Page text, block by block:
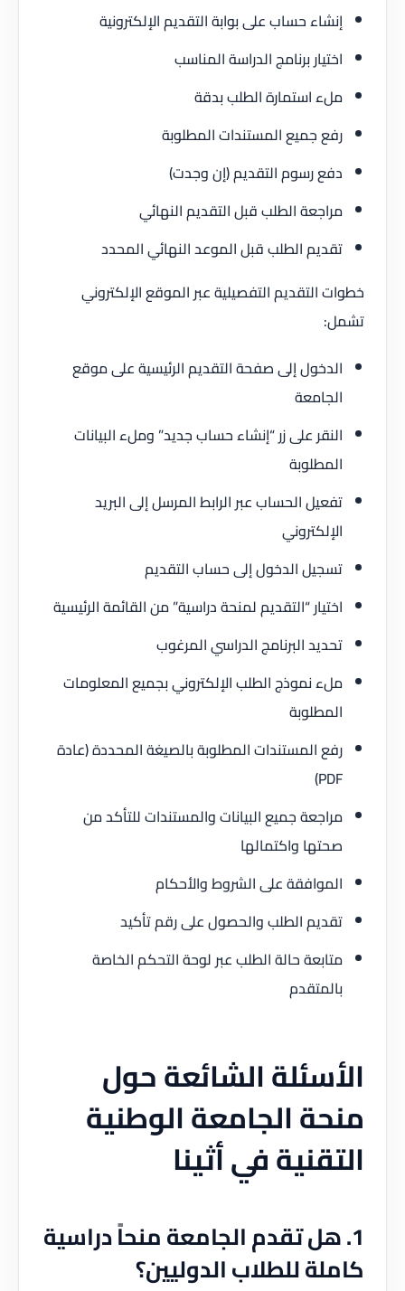
إنشاء حساب على بوابة التقديم الإلكترونية
اختيار برنامج الدراسة المناسب
ملء استمارة الطلب بدقة
رفع جميع المستندات المطلوبة
دفع رسوم التقديم (إن وجدت)
مراجعة الطلب قبل التقديم النهائي
تقديم الطلب قبل الموعد النهائي المحدد
خطوات التقديم التفصيلية عبر الموقع الإلكتروني
تشمل:
الدخول إلى صفحة التقديم الرئيسية على موقع
الجامعة
النقر على زر “إنشاء حساب جديد” وملء البيانات
المطلوبة
تفعيل الحساب عبر الرابط المرسل إلى البريد
الإلكتروني
تسجيل الدخول إلى حساب التقديم
اختيار “التقديم لمنحة دراسية” من القائمة الرئيسية
تحديد البرنامج الدراسي المرغوب
ملء نموذج الطلب الإلكتروني بجميع المعلومات
المطلوبة
رفع المستندات المطلوبة بالصيغة المحددة (عادة
PDF)
مراجعة جميع البيانات والمستندات للتأكد من
صحتها واكتمالها
الموافقة على الشروط والأحكام
تقديم الطلب والحصول على رقم تأكيد
متابعة حالة الطلب عبر لوحة التحكم الخاصة
بالمتقدم
الأسئلة الشائعة حول
منحة الجامعة الوطنية
التقنية في أثينا
1. هل تقدم الجامعة منحاً دراسية
كاملة للطلاب الدوليين؟